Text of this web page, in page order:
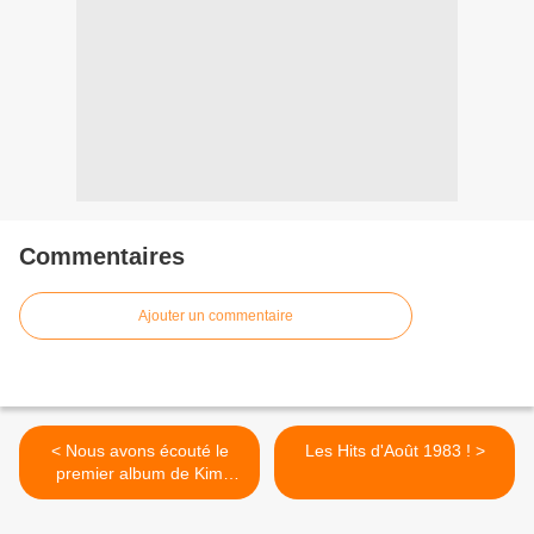
Commentaires
Ajouter un commentaire
< Nous avons écouté le
premier album de Kim
Petras !
Les Hits d'Août 1983 ! >